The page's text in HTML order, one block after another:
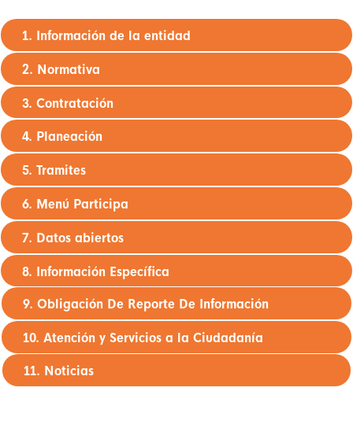
1. Información de la entidad
2. Normativa
3. Contratación
4. Planeación
5. Tramites
6. Menú Participa
7. Datos abiertos
8. Información Específica
9. Obligación De Reporte De Información
10. Atención y Servicios a la Ciudadanía
11. Noticias